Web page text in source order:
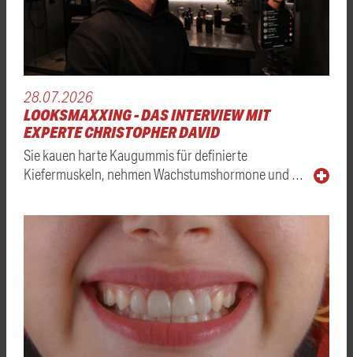
28.07.2026
LOOKSMAXXING - DAS INTERVIEW MIT
EXPERTE CHRISTOPHER DAVID
Sie kauen harte Kaugummis für definierte
Kiefermuskeln, nehmen Wachstumshormone und …